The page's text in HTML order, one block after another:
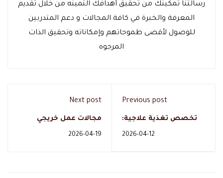
رسالتنا تمكينك من تحقيق أهدافك الثمينه من خلال تقديم
المعرفة والخبرة في كافة المجالات و دعم المتدربين
للوصول لأقصى طموحاتهم وإمكاناته وتحقيق الذات
المرجوه
Previous post
تخصص تغذية علاجية:
ماذا يدرس الطالب وما
2026-04-12
Next post
مجالات عمل خريجي
التربية الخاصة: أي مسار
2026-04-19